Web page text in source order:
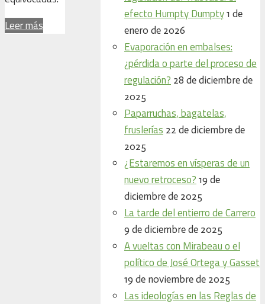
Leer más
efecto Humpty Dumpty 1 de
enero de 2026
Evaporación en embalses:
¿pérdida o parte del proceso de
regulación? 28 de diciembre de
2025
Paparruchas, bagatelas,
fruslerías 22 de diciembre de
2025
¿Estaremos en vísperas de un
nuevo retroceso? 19 de
diciembre de 2025
La tarde del entierro de Carrero
9 de diciembre de 2025
A vueltas con Mirabeau o el
político de José Ortega y Gasset
19 de noviembre de 2025
Las ideologías en las Reglas de